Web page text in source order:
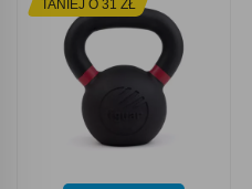
TANIEJ O 31 ZŁ